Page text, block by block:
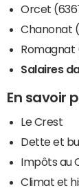
Orcet
Chanonat
Romagnat
Salaires
En savoir
Le Crest
Dette et
Impôts au
Climat et